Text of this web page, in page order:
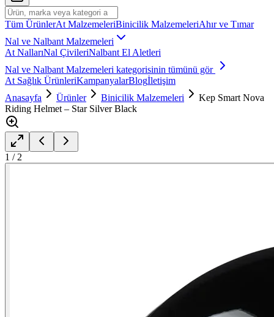
Tüm ÜrünlerAt MalzemeleriBinicilik MalzemeleriAhır ve Tımar
Nal ve Nalbant Malzemeleri
At NallarıNal ÇivileriNalbant El Aletleri
Nal ve Nalbant Malzemeleri kategorisinin tümünü gör
At Sağlık ÜrünleriKampanyalarBlogİletişim
Anasayfa
Ürünler Binicilik Malzemeleri
Kep Smart Nova
Riding Helmet – Star Silver Black
1 / 2